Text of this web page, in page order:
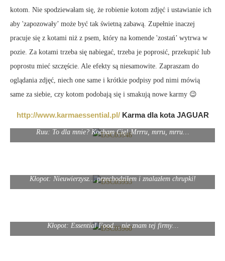
kotom. Nie spodziewałam się, że robienie kotom zdjęć i ustawianie ich
aby 'zapozowały’ może być tak świetną zabawą. Zupełnie inaczej
pracuje się z kotami niż z psem, który na komende 'zostań’ wytrwa w
pozie. Za kotami trzeba się nabiegać, trzeba je poprosić, przekupić lub
poprostu mieć szczęście. Ale efekty są niesamowite. Zapraszam do
oglądania zdjęć, niech one same i krótkie podpisy pod nimi mówią
same za siebie, czy kotom podobają się i smakują nowe karmy 😉
http://www.karmaessential.pl/Karma dla kota JAGUAR
Ruu: To dla mnie? Kocham Cię! Mrrru, mrru, mrru…
Kłopot: Nieuwierzysz… przechodziłem i znalazłem chrupki!
Kłopot: Essential Food… nie znam tej firmy…